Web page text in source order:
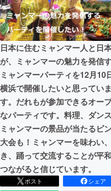
映像・映画
ビジネス・起業
まちづくり・地域活
CAMPFIRE for Social
CAMPFIREふるさと納税
日本に住むミャンマー人と日
が、ミャンマーの魅力を発信
ミャンマーパーティを12月10
横浜で開催したいと思っていま
す。だれもが参加できるオー
なパーティです。料理、ダンス
ミャンマーの景品が当たるビ
大会も！ミャンマーを味わい
き、踊って交流することが平
つながると信じています。
ポスト
シェア